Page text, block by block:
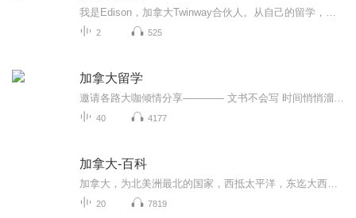
2 525
加拿大留学
40 4177
加拿大-百科
20 7819